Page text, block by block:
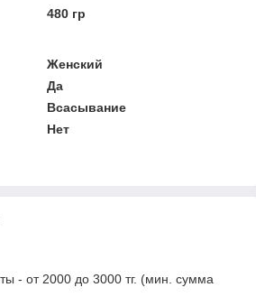
480 гр
Женский
Да
Всасывание
Нет
- от 2000 до 3000 тг. (мин. сумма